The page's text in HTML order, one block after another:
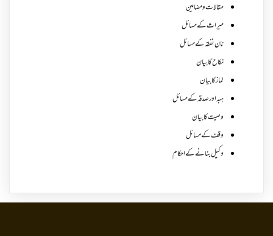
مقالات ومضامین
میراث کے مسائل
نان نفقہ کے مسائل
نکاح کا بیان
نماز کا بیان
ہبہ اور صدقہ کے مسائل
وصیت کا بیان
وقف کے مسائل
وکیل بنانے کے احکام